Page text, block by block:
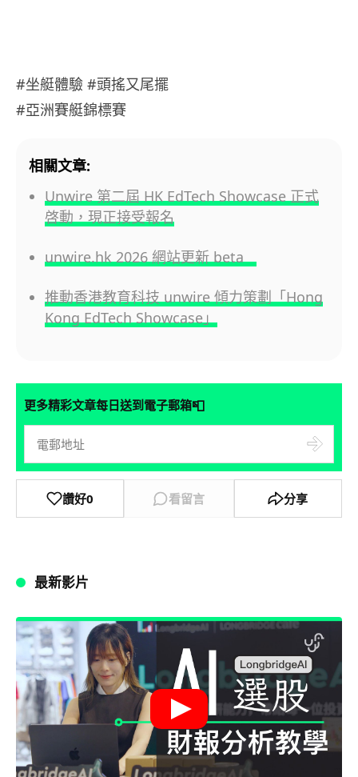
#坐艇體驗 #頭搖又尾擺
#亞洲賽艇錦標賽
相關文章:
Unwire 第二屆 HK EdTech Showcase 正式
啓動，現正接受報名
unwire.hk 2026 網站更新 beta
推動香港教育科技 unwire 傾力策劃「Hong
Kong EdTech Showcase」
更多精彩文章每日送到電子郵箱📮
讚好0 看留言 分享
最新影片